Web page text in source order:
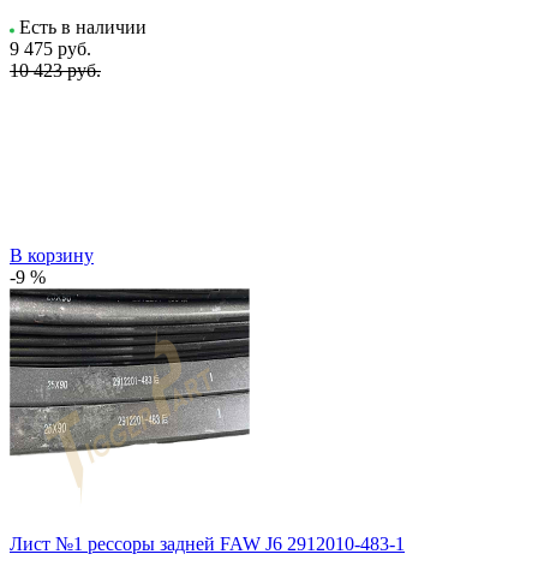
Есть в наличии
9 475 руб.
10 423 руб.
В корзину
-9 %
Лист №1 рессоры задней FAW J6 2912010-483-1